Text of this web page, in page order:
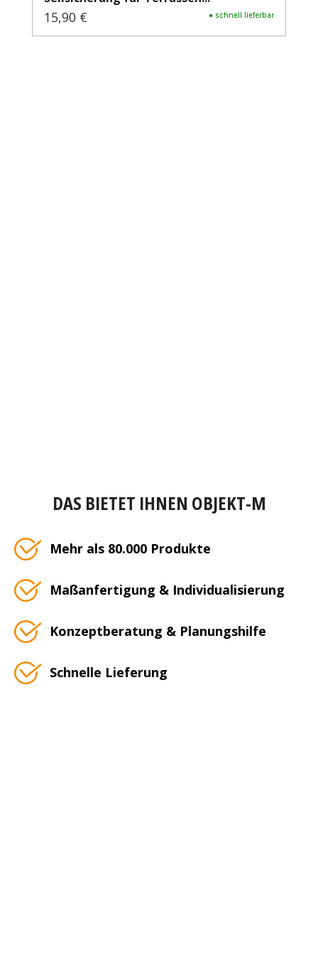
Regulärer Preis:
15,90 € ● schnell lieferbar
DAS BIETET IHNEN OBJEKT-M
Mehr als 80.000 Produkte
Maßanfertigung & Individualisierung
Konzeptberatung & Planungshilfe
Schnelle Lieferung